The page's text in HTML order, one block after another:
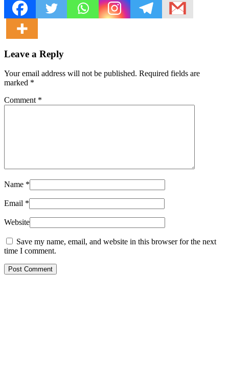
Leave a Reply
Your email address will not be published. Required fields are
marked *
Comment *
Name *
Email *
Website
Save my name, email, and website in this browser for the next
time I comment.